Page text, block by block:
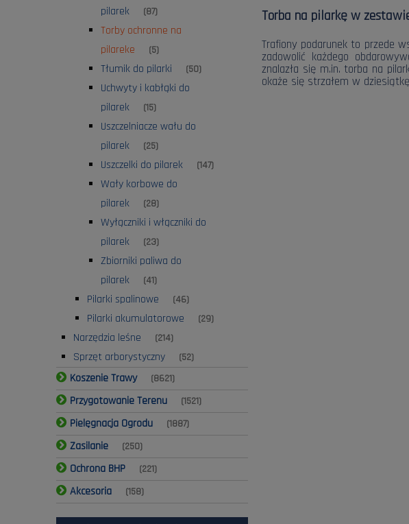
pilarek
(87)
Torby ochronne na
pilareke
(5)
Tłumik do pilarki (50)
Uchwyty i kabłąki do
pilarek
(15)
Uszczelniacze wału do
pilarek
(25)
Uszczelki do pilarek (147)
Wały korbowe do
pilarek
(28)
Wyłączniki i włączniki do
pilarek
(23)
Zbiorniki paliwa do
pilarek
(41)
Pilarki spalinowe (46)
Pilarki akumulatorowe (29)
Narzędzia leśne (214)
Sprzęt arborystyczny (52)
Koszenie Trawy (8621)
Przygotowanie Terenu (1521)
Pielęgnacja Ogrodu (1887)
Zasilanie (250)
Ochrona BHP (221)
Akcesoria (158)
Torba na pilarkę w
Trafiony podarunek to przede
zadowolić każdego
znalazła się m.in. torba na
okaże się strzałem w